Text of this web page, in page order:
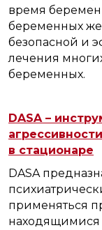
время
беременных
безопасной и
лечения
беременных.
DASA –
в стационаре
DASA
применяться
находящимися